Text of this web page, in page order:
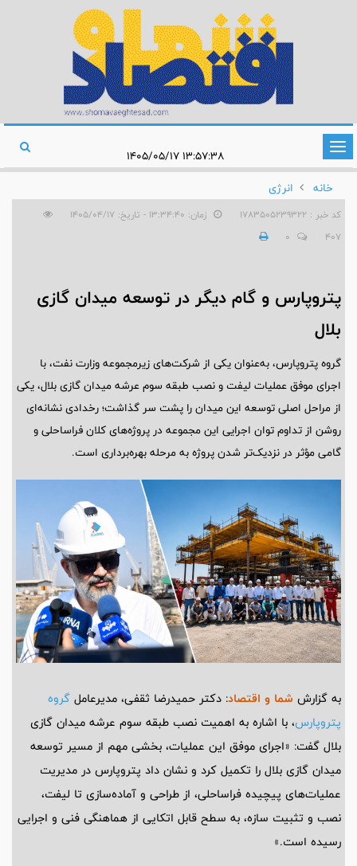
تغییر
وضعیت
ناوبری
۱۳:۵۷:۳۸ ۱۴۰۵/۰۵/۱۷
خانه
انرژی
کد خبر : 1783505239322
زمان: ۱۳:۳۴:۴۰ - تاریخ: ۱۴۰۵/۰۴/۱۷
407
0
پتروپارس و گام دیگر در توسعه میدان گازی
بلال
گروه پتروپارس، به‌عنوان یکی از شرکت‌های زیرمجموعه وزارت نفت، با
اجرای موفق عملیات لیفت و نصب طبقه سوم عرشه میدان گازی بلال، یکی
از مراحل اصلی توسعه این میدان را پشت سر گذاشت؛ رخدادی نشانه‌ای
روشن از تداوم توان اجرایی این مجموعه در پروژه‌های کلان فراساحلی و
گامی مؤثر در نزدیک‌تر شدن پروژه به مرحله بهره‌برداری است.
به گزارش شما و اقتصاد: دکتر حمیدرضا ثقفی، مدیرعامل گروه
پتروپارس، با اشاره به اهمیت نصب طبقه سوم عرشه میدان گازی
بلال گفت: «اجرای موفق این عملیات، بخشی مهم از مسیر توسعه
میدان گازی بلال را تکمیل کرد و نشان داد پتروپارس در مدیریت
عملیات‌های پیچیده فراساحلی، از طراحی و آماده‌سازی تا لیفت،
نصب و تثبیت سازه، به سطح قابل اتکایی از هماهنگی فنی و اجرایی
رسیده است.»